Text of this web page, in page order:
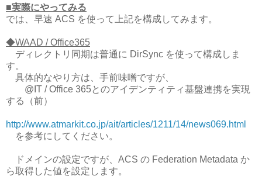
■実際にやってみる
では、早速 ACS を使って上記を構成してみます。
◆WAAD / Office365
ディレクトリ同期は普通に DirSync を使って構成しま
す。
具体的なやり方は、手前味噌ですが、
@IT / Office 365とのアイデンティティ基盤連携を実現
する（前）
http://www.atmarkit.co.jp/ait/articles/1211/14/news069.html
を参考にしてください。
ドメインの設定ですが、ACS の Federation Metadata か
ら取得した値を設定します。